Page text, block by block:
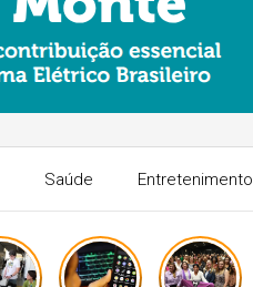
Saúde Entretenimento